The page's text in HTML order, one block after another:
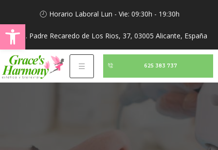
Abrir barra de herramientas
Horario Laboral Lun - Vie: 09:30h - 19:30h
C. Padre Recaredo de Los Rios, 37, 03005 Alicante, España
625 383 737